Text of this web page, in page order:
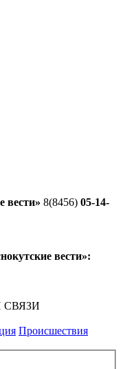
вести» 8(8456) 05-14-
вести»:
Происшествия